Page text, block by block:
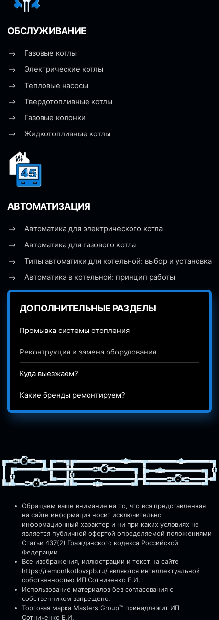
ОБСЛУЖИВАНИЕ
Газовые котлы
Электрические котлы
Тепловые насосы
Твердотопливные котлы
Газовые колонки
Жидкотопливные котлы
АВТОМАТИЗАЦИЯ
Автоматика для электрического котла
Автоматика для газового котла
Типы автоматики для котельной: выбор и установка
Автоматика в котельной: принцип работы
ДОПОЛНИТЕЛЬНЫЕ РАЗДЕЛЫ
Промывка системы отопления
Реконтрукция и замена оборудования
Куда выезжаем?
Какие бренды ремонтируем?
Обращаем ваше внимание на то, что вся представленная
на сайте информация носит исключительно
информационный характер и ни при каких условиях не
является публичной офертой определяемой положениями
Статьи 437(2) Гражданского кодекса Российской
Федерации.
Все изображения, иллюстрации и текст на сайте
https://remontkotlovspb.ru/ являются интеллектуальной
собственностью ИП Сотниченко Е.И.
Использование материалов без согласования с
собственником запрещено.
Торговая марка Masters Group™ принадлежит ИП
Сотниченко Е.И.